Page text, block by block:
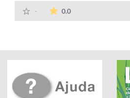
- 0.0La mitjana de les